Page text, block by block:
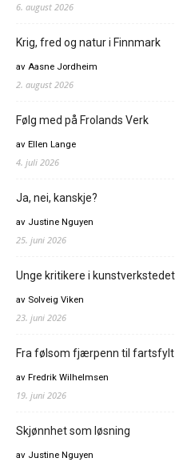
6. august 2026
Krig, fred og natur i Finnmark
av Aasne Jordheim
2. august 2026
Følg med på Frolands Verk
av Ellen Lange
4. juli 2026
Ja, nei, kanskje?
av Justine Nguyen
25. juni 2026
Unge kritikere i kunstverkstedet
av Solveig Viken
23. juni 2026
Fra følsom fjærpenn til
av Fredrik Wilhelmsen
19. juni 2026
Skjønnhet som løsning
av Justine Nguyen